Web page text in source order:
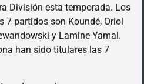
División esta temporada. Los
partidos son Koundé, Oriol
y Lamine Yamal.
han sido titulares las 7